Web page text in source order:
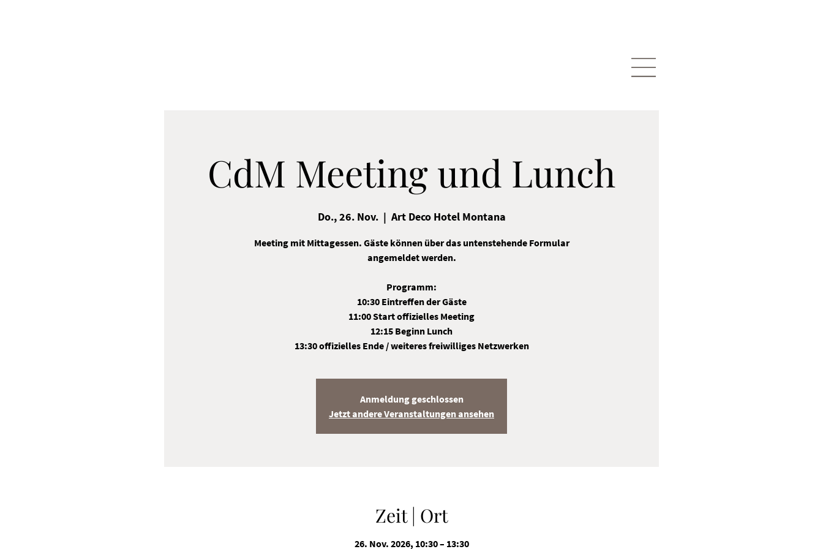
CdM Meeting und Lunch
Do., 26. Nov.
  |
Art Deco Hotel Montana
Meeting mit Mittagessen. Gäste können über das untenstehende Formular
angemeldet werden.
Programm:
10:30 Eintreffen der Gäste
11:00 Start offizielles Meeting
12:15 Beginn Lunch
13:30 offizielles Ende / weiteres freiwilliges Netzwerken
Anmeldung geschlossen
Jetzt andere Veranstaltungen ansehen
Zeit | Ort
26. Nov. 2026, 10:30 – 13:30